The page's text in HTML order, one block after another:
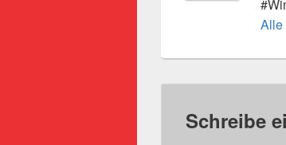
Alle
Schreibe